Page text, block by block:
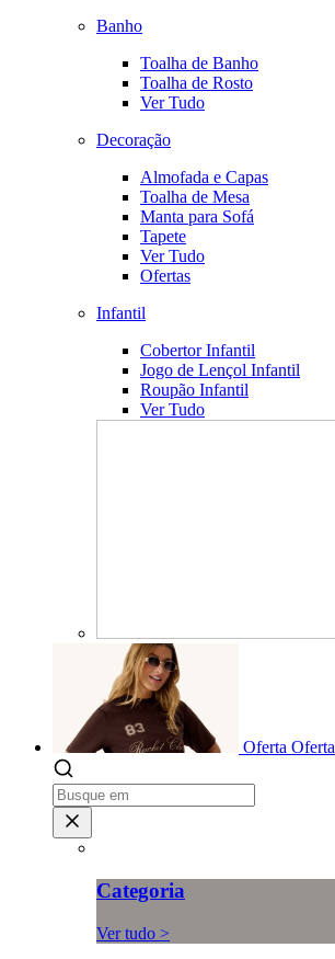
Banho
Toalha de Banho
Toalha de Rosto
Ver Tudo
Decoração
Almofada e Capas
Toalha de Mesa
Manta para Sofá
Tapete
Ver Tudo
Ofertas
Infantil
Cobertor Infantil
Jogo de Lençol Infantil
Roupão Infantil
Ver Tudo
Oferta Oferta
Categoria
Ver tudo >